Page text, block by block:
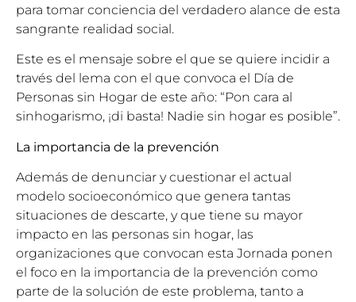
para tomar conciencia del verdadero alance de esta
sangrante realidad social.
Este es el mensaje sobre el que se quiere incidir a
través del lema con el que convoca el Día de
Personas sin Hogar de este año: “Pon cara al
sinhogarismo, ¡di basta! Nadie sin hogar es posible”.
La importancia de la prevención
Además de denunciar y cuestionar el actual
modelo socioeconómico que genera tantas
situaciones de descarte, y que tiene su mayor
impacto en las personas sin hogar, las
organizaciones que convocan esta Jornada ponen
el foco en la importancia de la prevención como
parte de la solución de este problema, tanto a